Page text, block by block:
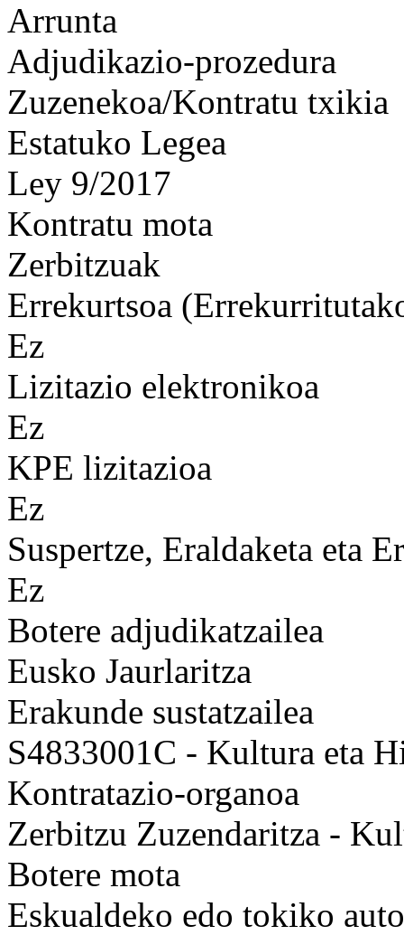
Arrunta
Adjudikazio-prozedura
Zuzenekoa/Kontratu txikia
Estatuko Legea
Ley 9/2017
Kontratu mota
Zerbitzuak
Errekurtsoa
Ez
Lizitazio elektronikoa
Ez
KPE lizitazioa
Ez
Suspertze, Eraldaketa eta
Ez
Botere adjudikatzailea
Eusko Jaurlaritza
Erakunde sustatzailea
S4833001C - Kultura eta
Kontratazio-organoa
Zerbitzu Zuzendaritza -
Botere mota
Eskualdeko edo tokiko